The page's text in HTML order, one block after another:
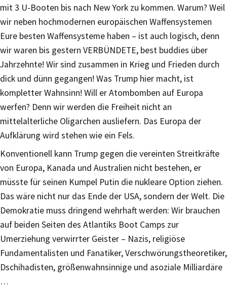
mit 3 U-Booten bis nach New York zu kommen. Warum? Weil
wir neben hochmodernen europäischen Waffensystemen
Eure besten Waffensysteme haben – ist auch logisch, denn
wir waren bis gestern VERBÜNDETE, best buddies über
Jahrzehnte! Wir sind zusammen in Krieg und Frieden durch
dick und dünn gegangen! Was Trump hier macht, ist
kompletter Wahnsinn! Will er Atombomben auf Europa
werfen? Denn wir werden die Freiheit nicht an
mittelalterliche Oligarchen ausliefern. Das Europa der
Aufklärung wird stehen wie ein Fels.
Konventionell kann Trump gegen die vereinten Streitkräfte
von Europa, Kanada und Australien nicht bestehen, er
müsste für seinen Kumpel Putin die nukleare Option ziehen.
Das wäre nicht nur das Ende der USA, sondern der Welt. Die
Demokratie muss dringend wehrhaft werden: Wir brauchen
auf beiden Seiten des Atlantiks Boot Camps zur
Umerziehung verwirrter Geister – Nazis, religiöse
Fundamentalisten und Fanatiker, Verschwörungstheoretiker,
Dschihadisten, größenwahnsinnige und asoziale Milliardäre
…